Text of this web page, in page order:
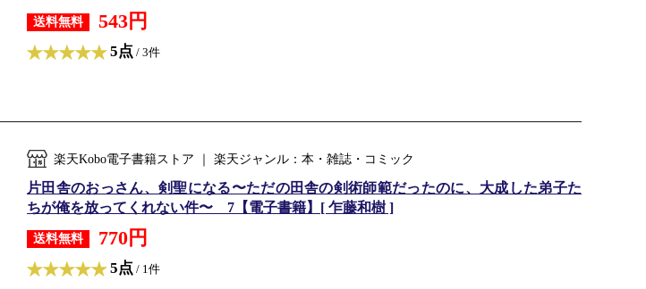
送料無料 543円
5点 / 3件
楽天Kobo電子書籍ストア ｜ 楽天ジャンル：本・雑誌・コミック
片田舎のおっさん、剣聖になる〜ただの田舎の剣術師範だったのに、大成した弟子た
ちが俺を放ってくれない件〜 7【電子書籍】[ 乍藤和樹 ]
送料無料 770円
5点 / 1件